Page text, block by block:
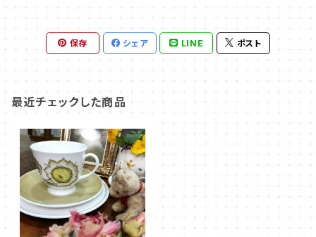
保存 シェア LINE ポスト
最近チェックした商品